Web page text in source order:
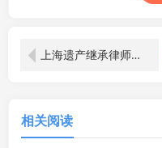
上海遗产继承律师解读：房子作为遗产继承的税费问题剖析
相关阅读